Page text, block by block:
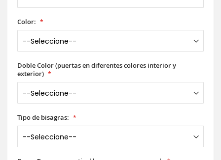
Color:
Doble Color (puertas en diferentes colores interior y
exterior)
Tipo de bisagras: